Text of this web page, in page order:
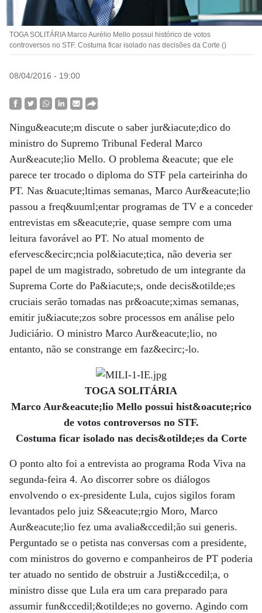
TOGA SOLITÁRIA Marco Aurélio Mello possui histórico de votos
controversos no STF. Costuma ficar isolado nas decisões da Corte ()
08/04/2016 - 19:00
Ningu&eacute;m discute o saber jur&iacute;dico do
ministro do Supremo Tribunal Federal Marco
Aur&eacute;lio Mello. O problema &eacute; que ele
parece ter trocado o diploma do STF pela carteirinha do
PT. Nas &uacute;ltimas semanas, Marco Aur&eacute;lio
passou a freq&uuml;entar programas de TV e a conceder
entrevistas em s&eacute;rie, quase sempre com uma
leitura favorável ao PT. No atual momento de
efervesc&ecirc;ncia pol&iacute;tica, não deveria ser
papel de um magistrado, sobretudo de um integrante da
Suprema Corte do Pa&iacute;s, onde decis&otilde;es
cruciais serão tomadas nas pr&oacute;ximas semanas,
emitir ju&iacute;zos sobre processos em análise pelo
Judiciário. O ministro Marco Aur&eacute;lio, no
entanto, não se constrange em faz&ecirc;-lo.
TOGA SOLITÁRIA
Marco Aur&eacute;lio Mello possui hist&oacute;rico
de votos controversos no STF.
Costuma ficar isolado nas decis&otilde;es da Corte
O ponto alto foi a entrevista ao programa Roda Viva na
segunda-feira 4. Ao discorrer sobre os diálogos
envolvendo o ex-presidente Lula, cujos sigilos foram
levantados pelo juiz S&eacute;rgio Moro, Marco
Aur&eacute;lio fez uma avalia&ccedil;ão sui generis.
Perguntado se o petista nas conversas com a presidente,
com ministros do governo e companheiros de PT poderia
ter atuado no sentido de obstruir a Justi&ccedil;a, o
ministro disse que Lula era um cara preparado para
assumir fun&ccedil;&otilde;es no governo. Agindo com